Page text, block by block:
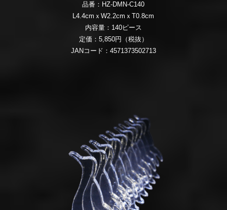
品番：HZ-DMN-C140
L4.4cmｘW2.2cmｘT0.8cm
内容量：140ピース
定価：5,850円（税抜）
JANコード：4571373502713